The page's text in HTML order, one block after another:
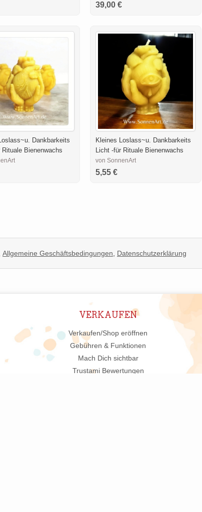
39,00 €
Dankbarkeits
Rituale Bienenwachs
Kleines Loslass~u. Dankbarkeits
Licht -für Rituale Bienenwachs
von SonnenArt
5,55 €
Allgemeine Geschäftsbedingungen Datenschutzerklärung
VERKAUFEN
Verkaufen/Shop eröffnen
Gebühren & Funktionen
Mach Dich sichtbar
Trustami Bewertungen